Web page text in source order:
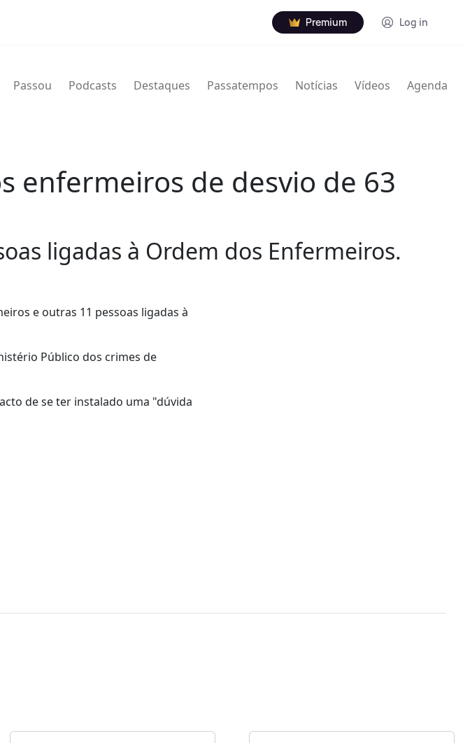
Premium Log in
Passou Podcasts Destaques Passatempos Notícias Vídeos Agenda
enfermeiros de desvio de 63
ligadas à Ordem dos Enfermeiros.
e outras 11 pessoas ligadas à
Público dos crimes de
de se ter instalado uma "dúvida